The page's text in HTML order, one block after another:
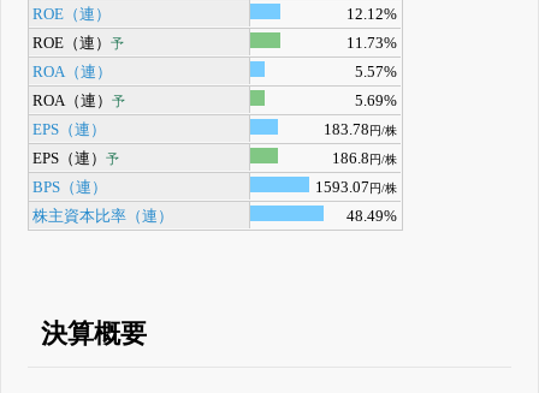
ROE（連）
12.12%
ROE（連）予
11.73%
ROA（連）
5.57%
ROA（連）予
5.69%
EPS（連）
183.78円/株
EPS（連）予 186.8円/株
BPS（連） 1593.07円/株
株主資本比率（連） 48.49%
決算概要